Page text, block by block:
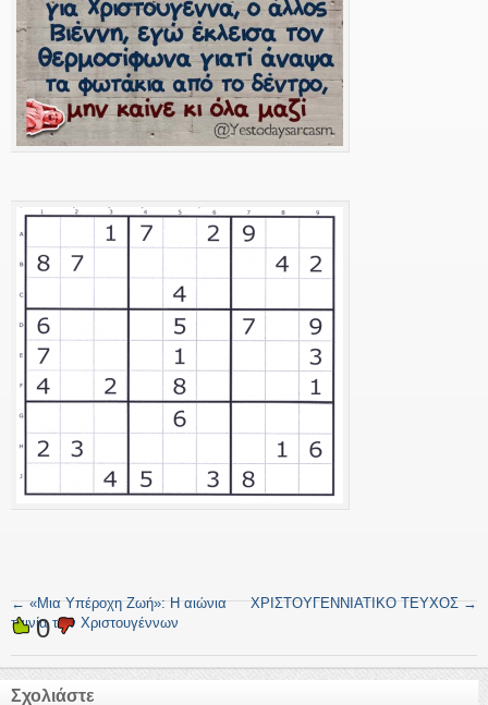
←«Μια Υπέροχη Ζωή»: Η αιώνια
ταινία των Χριστουγέννων
ΧΡΙΣΤΟΥΓΕΝΝΙΑΤΙΚΟ ΤΕΥΧΟΣ→
0
Σχολιάστε